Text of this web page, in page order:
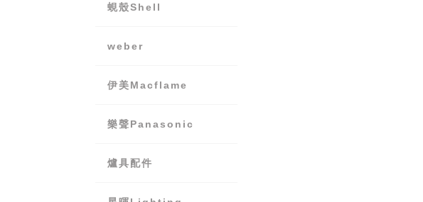
蜆殼Shell
weber
伊美Macflame
樂聲Panasonic
爐具配件